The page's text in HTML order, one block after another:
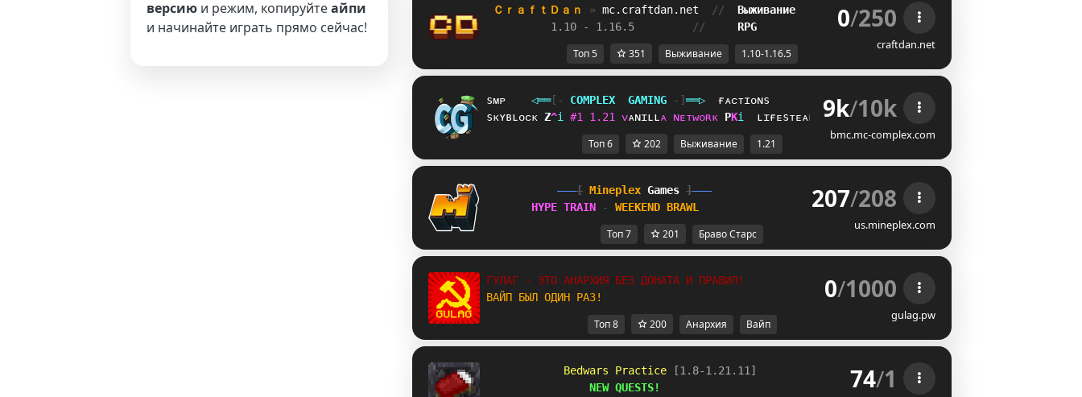
версию и режим, копируйтеайпи
и начинайте играть прямо сейчас!
ＣｒａｆｔＤａｎ » mc.craftdan.net // Выживание
1.10 - 1.16.5
// RPG 0/250
craftdan.net
Топ 5 351 Выживание 1.10-1.16.5
sᴍᴘ ◁══[‐ COMPL EX GAMING ‐]══▷
ғᴀᴄᴛɪᴏɴs
sᴋʏʙʟᴏᴄᴋ [Ai #1 1 . 21 ᴠᴀɴɪʟʟᴀ ɴᴇᴛᴡᴏʀᴋ Z@i ʟɪғᴇsᴛᴇᴀʟ 9k/10k
bmc.mc-complex.com
Топ 6 202 Выживание 1.21
[ Mineplex Games ]
HYPE TRAIN
- WEEKEND BRAWL 207/208
us.mineplex.com
Топ 7 201 Браво Старс
ГУЛАГ - ЭТО АНАРХИЯ БЕЗ ДОНАТА И ПРАВИЛ!
ВАЙП БЫЛ ОДИН РАЗ!
0/1000
gulag.pw
Топ 8 200 Анархия Вайп
Bedwars Practice
[1.8-1.21.11]
NEW QUESTS!
74/1